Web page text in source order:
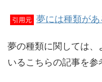
引用元 夢には種類が
夢の種類に関しては、
いるこちらの記事を参